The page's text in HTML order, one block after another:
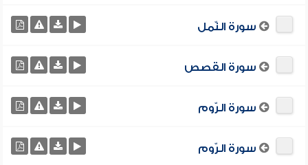
سورة النّمل
سورة القصص
سورة الرّوم
سورة الرّوم